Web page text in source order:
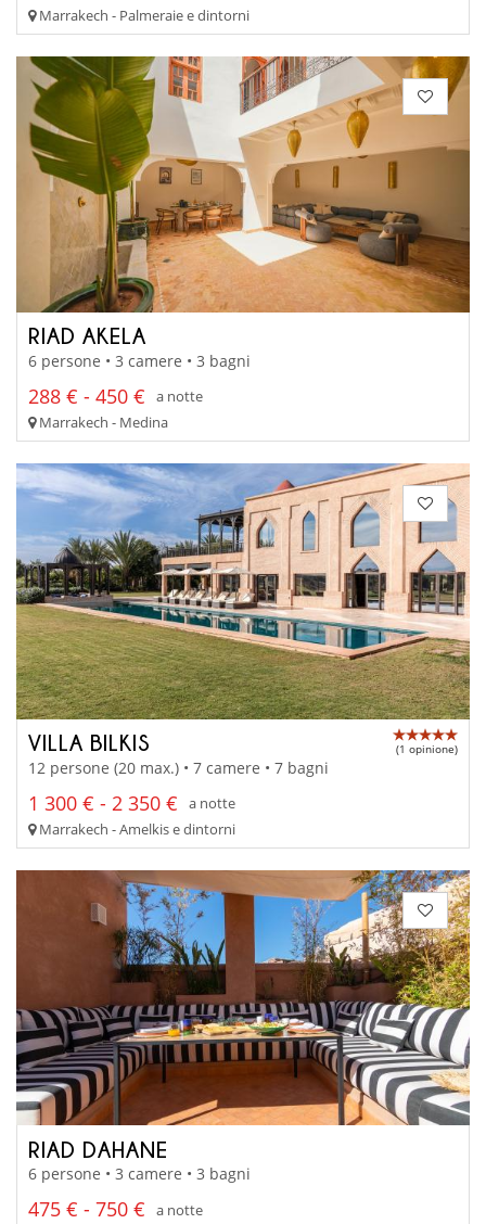
Marrakech - Palmeraie e dintorni
RIAD AKELA
6 persone • 3 camere • 3 bagni
288 € - 450 €
a notte
Marrakech - Medina
VILLA BILKIS (1 opinione)
12 persone (20 max.) • 7 camere • 7 bagni
1 300 € - 2 350 €
a notte
Marrakech - Amelkis e dintorni
RIAD DAHANE
6 persone • 3 camere • 3 bagni
475 € - 750 €
a notte